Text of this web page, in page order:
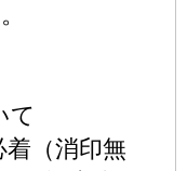
て
着（消印無